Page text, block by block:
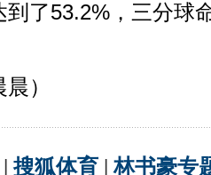
到了53.2%，三分球
）